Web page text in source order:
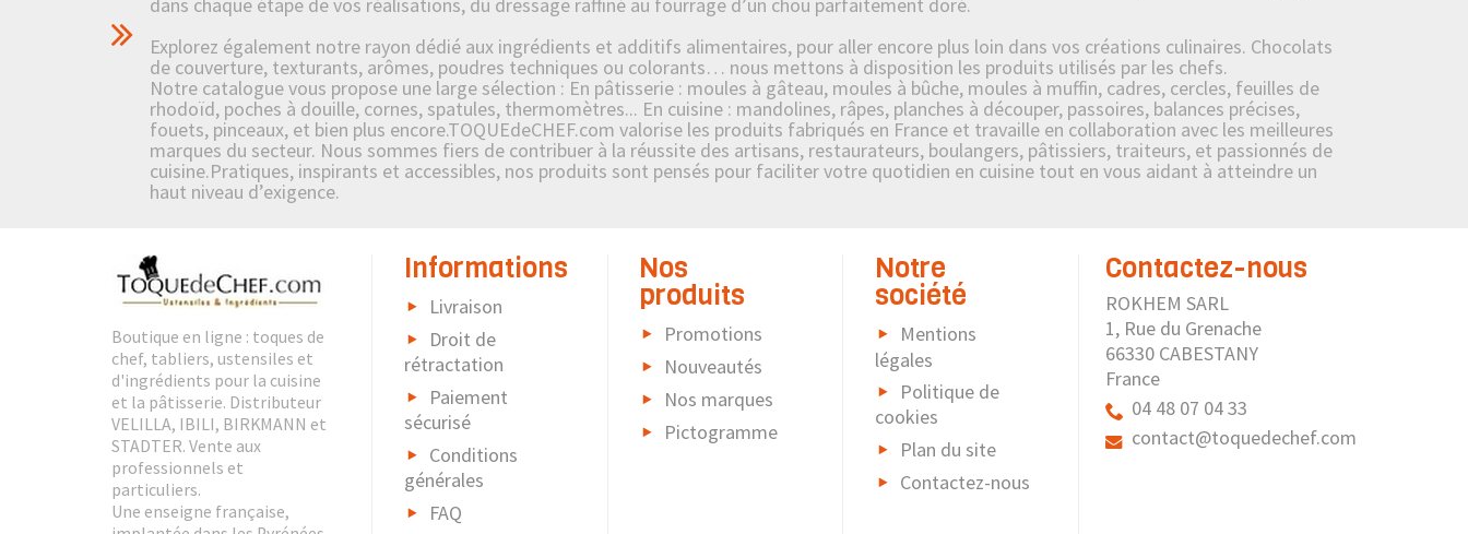
Explorez également notre rayon dédié aux ingrédients et additifs alimentaires, pour aller encore plus loin dans vos créations culinaires. Chocolats
de couverture, texturants, arômes, poudres techniques ou colorants… nous mettons à disposition les produits utilisés par les chefs.
Notre catalogue vous propose une large sélection : En pâtisserie : moules à gâteau, moules à bûche, moules à muffin, cadres, cercles, feuilles de
rhodoïd, poches à douille, cornes, spatules, thermomètres... En cuisine : mandolines, râpes, planches à découper, passoires, balances précises,
fouets, pinceaux, et bien plus encore.TOQUEdeCHEF.com valorise les produits fabriqués en France et travaille en collaboration avec les meilleures
marques du secteur. Nous sommes fiers de contribuer à la réussite des artisans, restaurateurs, boulangers, pâtissiers, traiteurs, et passionnés de
cuisine.Pratiques, inspirants et accessibles, nos produits sont pensés pour faciliter votre quotidien en cuisine tout en vous aidant à atteindre un
haut niveau d’exigence.
Boutique en ligne : toques de
chef, tabliers, ustensiles et
d'ingrédients pour la cuisine
et la pâtisserie. Distributeur
VELILLA, IBILI, BIRKMANN et
STADTER. Vente aux
professionnels et
particuliers.
Une enseigne française,
Informations
Livraison
Droit de
rétractation
Paiement
sécurisé
Conditions
générales
FAQ
Nos
produits
Promotions
Nouveautés
Nos marques
Pictogramme
Notre
société
Mentions
légales
Politique de
cookies
Plan du site
Contactez-nous
Contactez-nous
ROKHEM SARL
1, Rue du Grenache
66330 CABESTANY
France
04 48 07 04 33
contact@toquedechef.com